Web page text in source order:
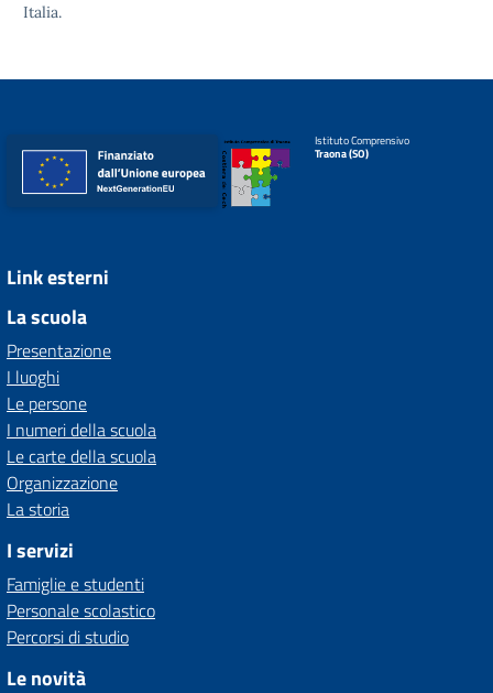
Italia.
Istituto Comprensivo
Traona (SO)
Link esterni
La scuola
Presentazione
I luoghi
Le persone
I numeri della scuola
Le carte della scuola
Organizzazione
La storia
I servizi
Famiglie e studenti
Personale scolastico
Percorsi di studio
Le novità